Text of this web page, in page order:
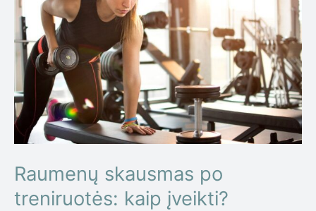
Raumenų skausmas po
treniruotės: kaip įveikti?
po
treniruotės:
kaip
įveikti?